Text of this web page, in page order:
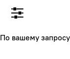
По вашему